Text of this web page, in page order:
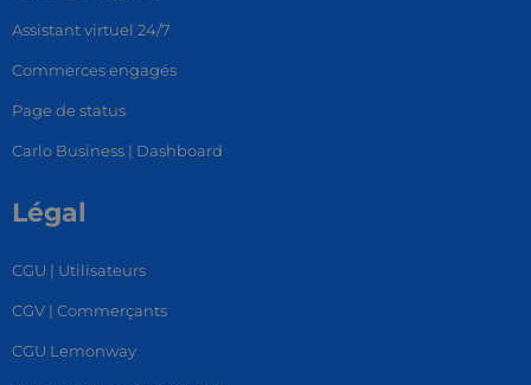
Assistant virtuel 24/7
Commerces engagés
Page de status
Carlo Business | Dashboard
Légal
CGU | Utilisateurs
CGV | Commerçants
CGU Lemonway